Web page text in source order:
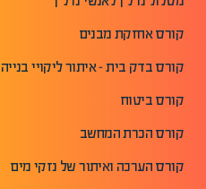
קורס אחזקת מבנים
קורס בדק בית - איתור ליקויי בנייה
קורס ביטוח
קורס הכרת המחשב
קורס הערכה ואיתור של נזקי מים